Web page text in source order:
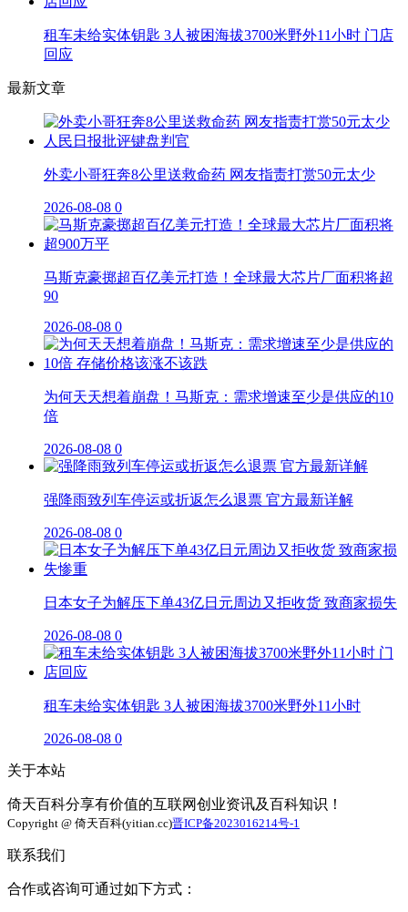
租车未给实体钥匙 3人被困海拔3700米野外11小时 门店
回应
最新文章
外卖小哥狂奔8公里送救命药 网友指责打赏50元太少
2026-08-08 0
马斯克豪掷超百亿美元打造！全球最大芯片厂面积将超
90
2026-08-08 0
为何天天想着崩盘！马斯克：需求增速至少是供应的10
倍
2026-08-08 0
强降雨致列车停运或折返怎么退票 官方最新详解
2026-08-08 0
日本女子为解压下单43亿日元周边又拒收货 致商家损失
2026-08-08 0
租车未给实体钥匙 3人被困海拔3700米野外11小时
2026-08-08 0
关于本站
倚天百科分享有价值的互联网创业资讯及百科知识！
Copyright @ 倚天百科(yitian.cc)晋ICP备2023016214号-1
联系我们
合作或咨询可通过如下方式：